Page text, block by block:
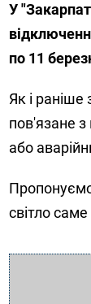
У
по 11
Як і раніше
пов'язане
або
світло саме